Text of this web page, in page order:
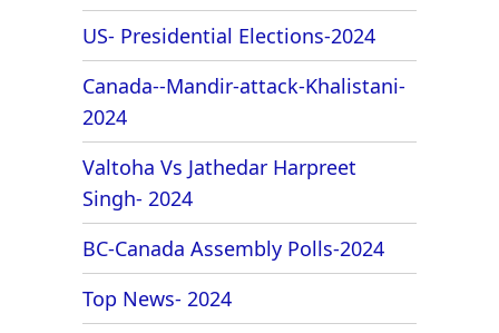
US- Presidential Elections-2024
Canada--Mandir-attack-Khalistani-
2024
Valtoha Vs Jathedar Harpreet
Singh- 2024
BC-Canada Assembly Polls-2024
Top News- 2024